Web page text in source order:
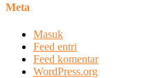
Meta
Masuk
Feed entri
Feed komentar
WordPress.org